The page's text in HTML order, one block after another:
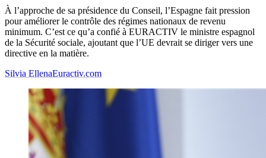
À l’approche de sa présidence du Conseil, l’Espagne fait pression
pour améliorer le contrôle des régimes nationaux de revenu
minimum. C’est ce qu’a confié à EURACTIV le ministre espagnol
de la Sécurité sociale, ajoutant que l’UE devrait se diriger vers une
directive en la matière.
Silvia EllenaEuractiv.com